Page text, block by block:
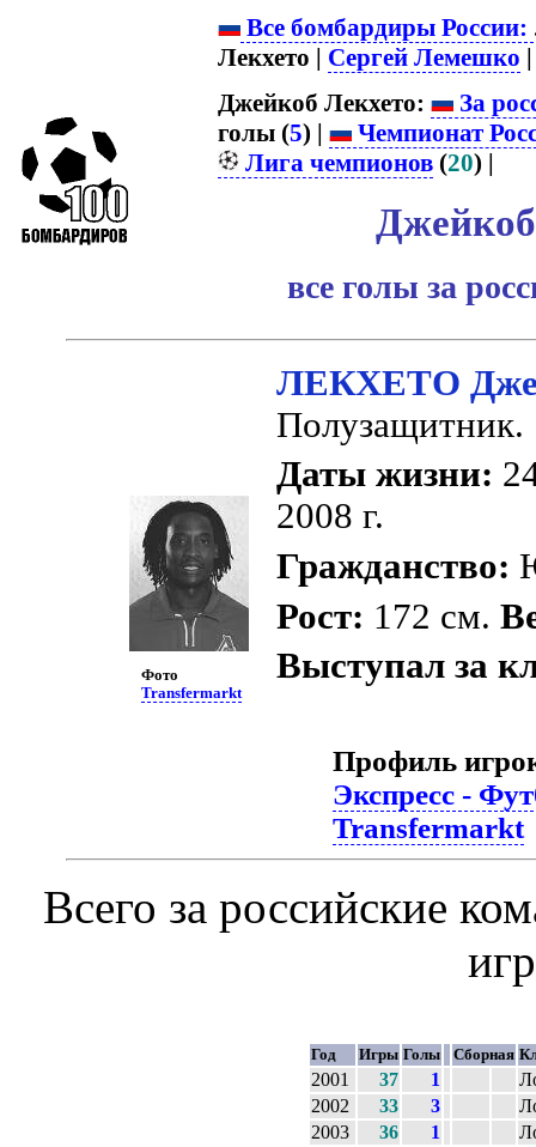
Все бомбардиры России:
Лекхето | Сергей Лемешко
Джейкоб Лекхето:
За
голы (5) |
Чемпионат
Лига чемпионов (20) |
все голы за
Фото
Transfermarkt
ЛЕКХЕТО
Полузащитник.
Даты жизни:
2008 г.
Гражданство:
Рост: 172 см.
Выступал за
Профиль
Экспресс -
Transfermarkt
Всего за российские
Год Игры Голы Сборная
2001 37 1
2002
33 3
2003
36 1